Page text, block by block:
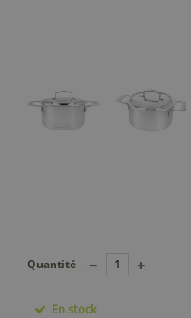
Quantité
En stock